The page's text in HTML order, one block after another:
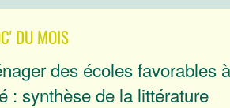
DU MOIS
des écoles favorables
: synthèse de la littérature